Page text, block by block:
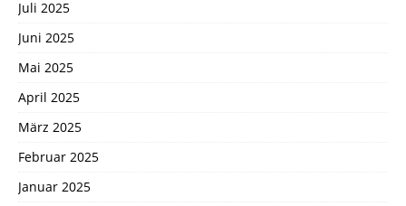
Juli 2025
Juni 2025
Mai 2025
April 2025
März 2025
Februar 2025
Januar 2025